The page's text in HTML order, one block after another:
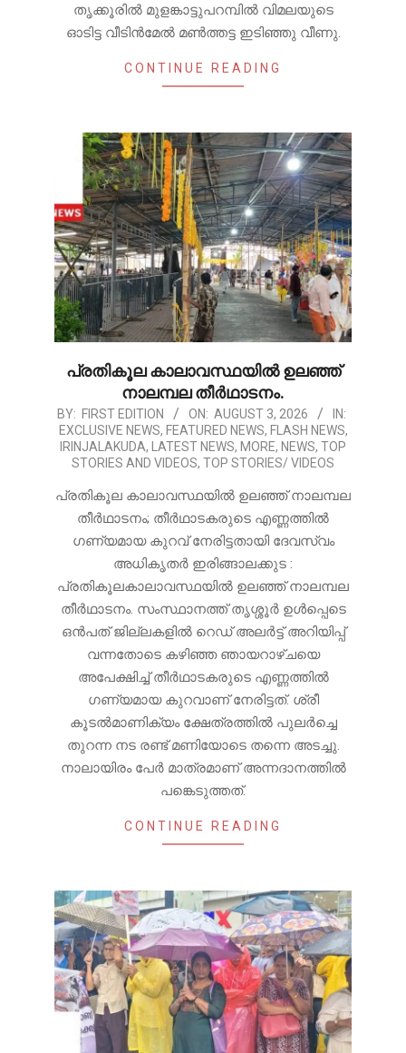
തൃക്കൂരിൽ മുളങ്കാട്ടുപറമ്പിൽ വിമലയുടെ
ഓടിട്ട വീടിൻമേൽ മൺത്തട്ട ഇടിഞ്ഞു വീണു.
CONTINUE READING
പ്രതികൂല കാലാവസ്ഥയിൽ ഉലഞ്ഞ്
നാലമ്പല തീർഥാടനം.
2026-
08-
BY: FIRST EDITION ON: AUGUST 3, 2026
IN:
EXCLUSIVE NEWS, FEATURED NEWS, FLASH NEWS,
IRINJALAKUDA, LATEST NEWS, MORE, NEWS, TOP
STORIES AND VIDEOS, TOP STORIES/ VIDEOS
പ്രതികൂല കാലാവസ്ഥയിൽ ഉലഞ്ഞ് നാലമ്പല
തീർഥാടനം; തീർഥാടകരുടെ എണ്ണത്തിൽ
ഗണ്യമായ കുറവ് നേരിട്ടതായി ദേവസ്വം
അധികൃതർ ഇരിങ്ങാലക്കുട :
പ്രതികൂലകാലാവസ്ഥയിൽ ഉലഞ്ഞ് നാലമ്പല
തീർഥാടനം. സംസ്ഥാനത്ത് തൃശ്ശൂർ ഉൾപ്പെടെ
ഒൻപത് ജില്ലകളിൽ റെഡ് അലർട്ട് അറിയിപ്പ്
വന്നതോടെ കഴിഞ്ഞ ഞായറാഴ്ചയെ
അപേക്ഷിച്ച് തീർഥാടകരുടെ എണ്ണത്തിൽ
ഗണ്യമായ കുറവാണ് നേരിട്ടത്. ശ്രീ
കൂടൽമാണിക്യം ക്ഷേത്രത്തിൽ പുലർച്ചെ
തുറന്ന നട രണ്ട് മണിയോടെ തന്നെ അടച്ചു.
നാലായിരം പേർ മാത്രമാണ് അന്നദാനത്തിൽ
പങ്കെടുത്തത്.
CONTINUE READING